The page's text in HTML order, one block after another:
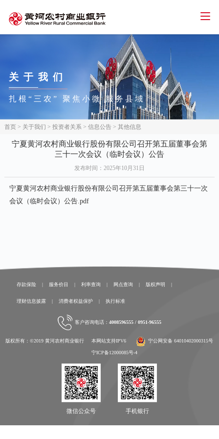
招标信息
个人金融
公司金融
网络金融
三农金融
关于 我们
扎根“三农” 聚焦小微 服务县域
首页> 关于我们 > 投资者关系> 信息公告> 其他信息
宁夏黄河农村商业银行股份有限公司召开第五届董事会第
三十一次会议（临时会议）公告
发布时间 ：2025年10月31日
宁夏黄河农村商业银行股份有限公司召开第五届董事会第三十一次
会议（临时会议）公告.pdf
存款保险 | 服务价目 | 利率查询 | 网点查询 | 版权声明 |
理财信息披露 | 消费者权益保护 | 执行标准
客户咨询电话： 4008596555 / 0951-96555
版权所有：©2019 黄河农村商业银行 本网站支持IPV6 宁公网安备 64010402000315号
宁ICP备12000085号-4
微信公众号 手机银行